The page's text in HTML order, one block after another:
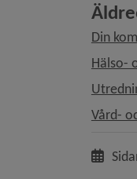
Din
Hälso-
Vård-